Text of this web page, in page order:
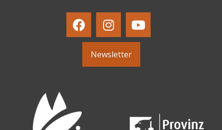
Newsletter